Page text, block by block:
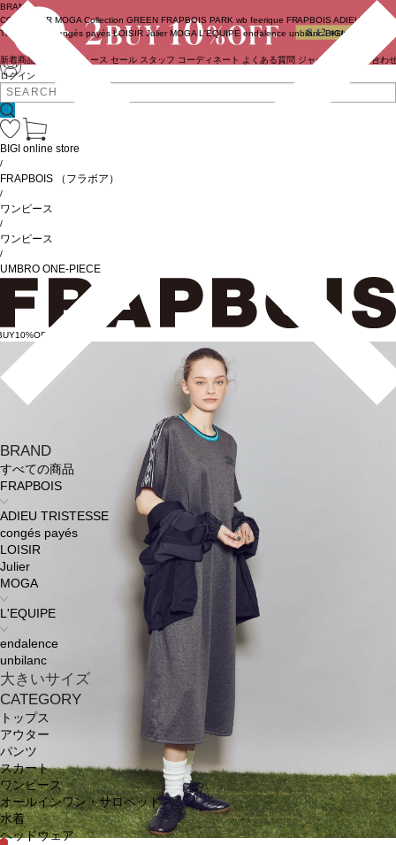
ログイン
BRAND
COUTURIER MOGA Collection GREEN FRAPBOIS PARK wb feerique FRAPBOIS ADIEU
TRISTESSE
congés payés LOISIR Julier MOGA L'EQUIPE endalence unbilanc BIGI online store
新着商品 ニュース セール スタッフ コーディネート よくある質問 ジャーナル お問い合わ
BRAND
すべての商品
FRAPBOIS
ADIEU TRISTESSE
congés payés
LOISIR
Julier
MOGA
L'EQUIPE
endalence
unbilanc
大きいサイズ
CATEGORY
トップス
アウター
パンツ
スカート
ワンピース
オールインワン・サロペット
水着
ヘッドウェア
BIGI online store
/
FRAPBOIS （フラボア）
/
ワンピース
/
ワンピース
/
UMBRO ONE-PIECE